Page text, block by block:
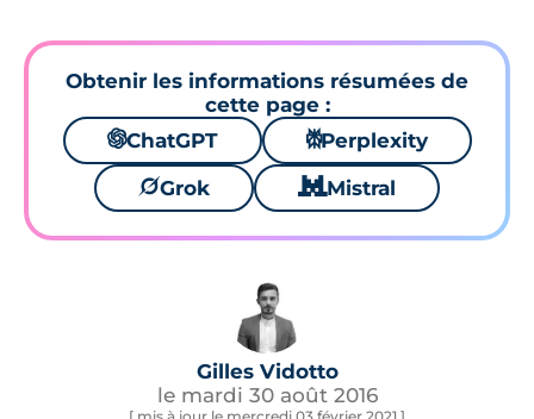
Obtenir les informations résumées de
cette page :
🌌ChatGPT ⚙Perplexity
🪐Grok 🐱 Mistral
Gilles Vidotto
le mardi 30 août 2016